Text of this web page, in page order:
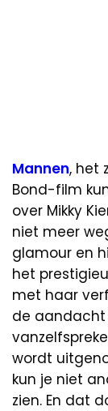
Mannen, het
Bond-film
over Mikky
niet meer
glamour en
het
met haar
de aandacht
wordt
kun je niet
zien. En dat